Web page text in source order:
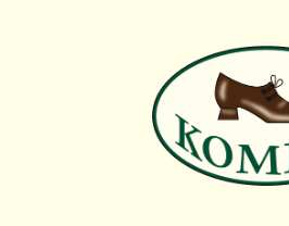
door
naar
navigatie
naar
de
inhoud